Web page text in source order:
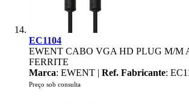
EC1104
EWENT CABO VGA HD PLUG M/M
FERRITE
Marca: EWENT | Ref. Fabricante:
Preço sob consulta